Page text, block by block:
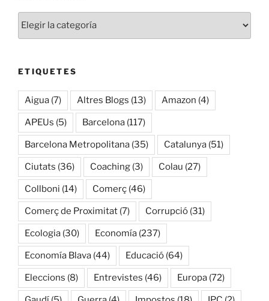
ETIQUETES
Aigua (7) Altres Blogs (13) Amazon (4)
APEUs (5) Barcelona (117)
Barcelona Metropolitana (35) Catalunya (51)
Ciutats (36) Coaching (3) Colau (27)
Collboni (14) Comerç (46)
Comerç de Proximitat (7) Corrupció (31)
Ecologia (30) Economía (237)
Economía Blava (44) Educació (64)
Eleccions (8) Entrevistes (46) Europa (72)